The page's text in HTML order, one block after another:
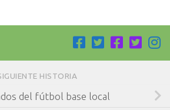
HISTORIA
del fútbol base local